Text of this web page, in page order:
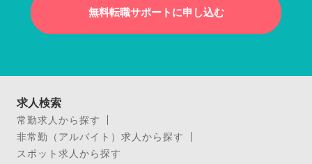
無料転職サポートに申し込む
求人検索
常勤求人から探す
非常勤（アルバイト）求人から探す
スポット求人から探す